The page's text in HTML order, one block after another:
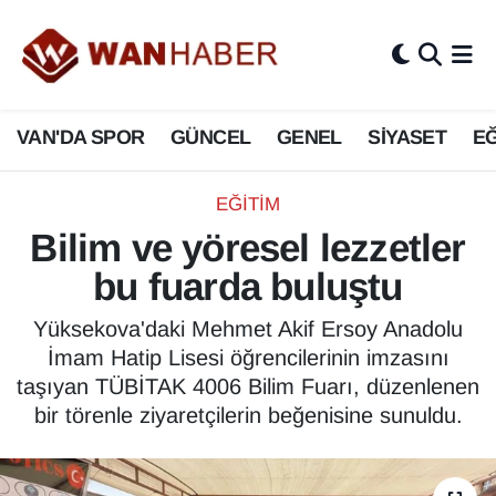
VAN'DA SPOR GÜNCEL GENEL SİYASET
EĞİTİM
Bilim ve yöresel lezzetler
bu fuarda buluştu
Yüksekova'daki Mehmet Akif Ersoy Anadolu
İmam Hatip Lisesi öğrencilerinin imzasını
taşıyan TÜBİTAK 4006 Bilim Fuarı, düzenlenen
bir törenle ziyaretçilerin beğenisine sunuldu.
3.SAYFA
ASAYİŞ
BİLİM VE TEKNOLOJİ
Biyografi
ÇEVRE
Deprem
Dernekler, Odalar
Van Nöbetçi Eczaneler
Van Hava Durumu
Van Namaz Vakitleri
Van Trafik Yoğunluk Haritası
Süper Lig Puan Durumu ve Fikstür
Tüm Manşetler
Son Dakika Haberleri
Haber Arşivi